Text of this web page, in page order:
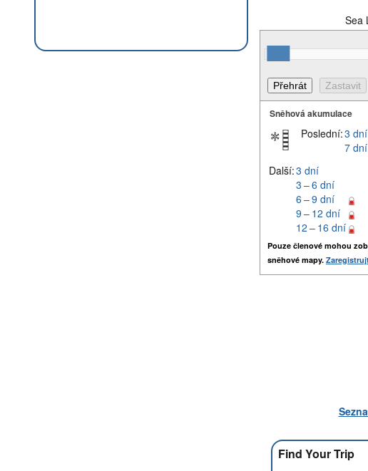
Sea
Sněhová akumulace
Poslední:3 dní
7 dní
Další:3 dní
3 – 6 dní
6 – 9 dní
9 – 12 dní
12 – 16 dní
Pouze členové mohou
sněhové mapy.
Find Your Trip